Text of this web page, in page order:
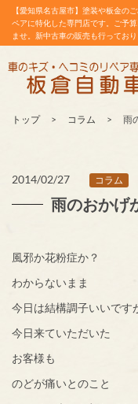
【愛知県名古屋市】塗装や板金の
ペアに特化した専門店です。ご予
ませ。新中古車の販売も行ってお
トップ コラム 雨
2014/02/27 コラム
雨のおかげ
風邪か花粉症か？
わからないまま
今日は結構調子いいです
今日来ていただいた
お客様も
のどが痛いとのこと